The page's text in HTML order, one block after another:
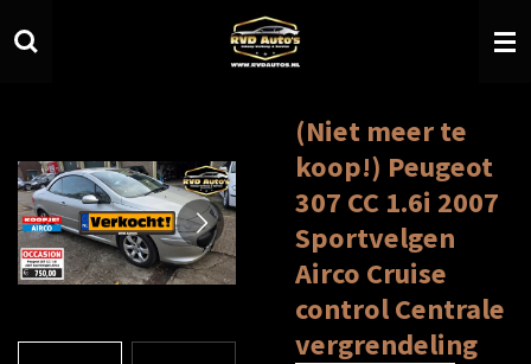
direct
(Niet meer te
koop!) Peugeot
307 CC 1.6i 2007
Sportvelgen
Airco Cruise
control Centrale
vergrendeling